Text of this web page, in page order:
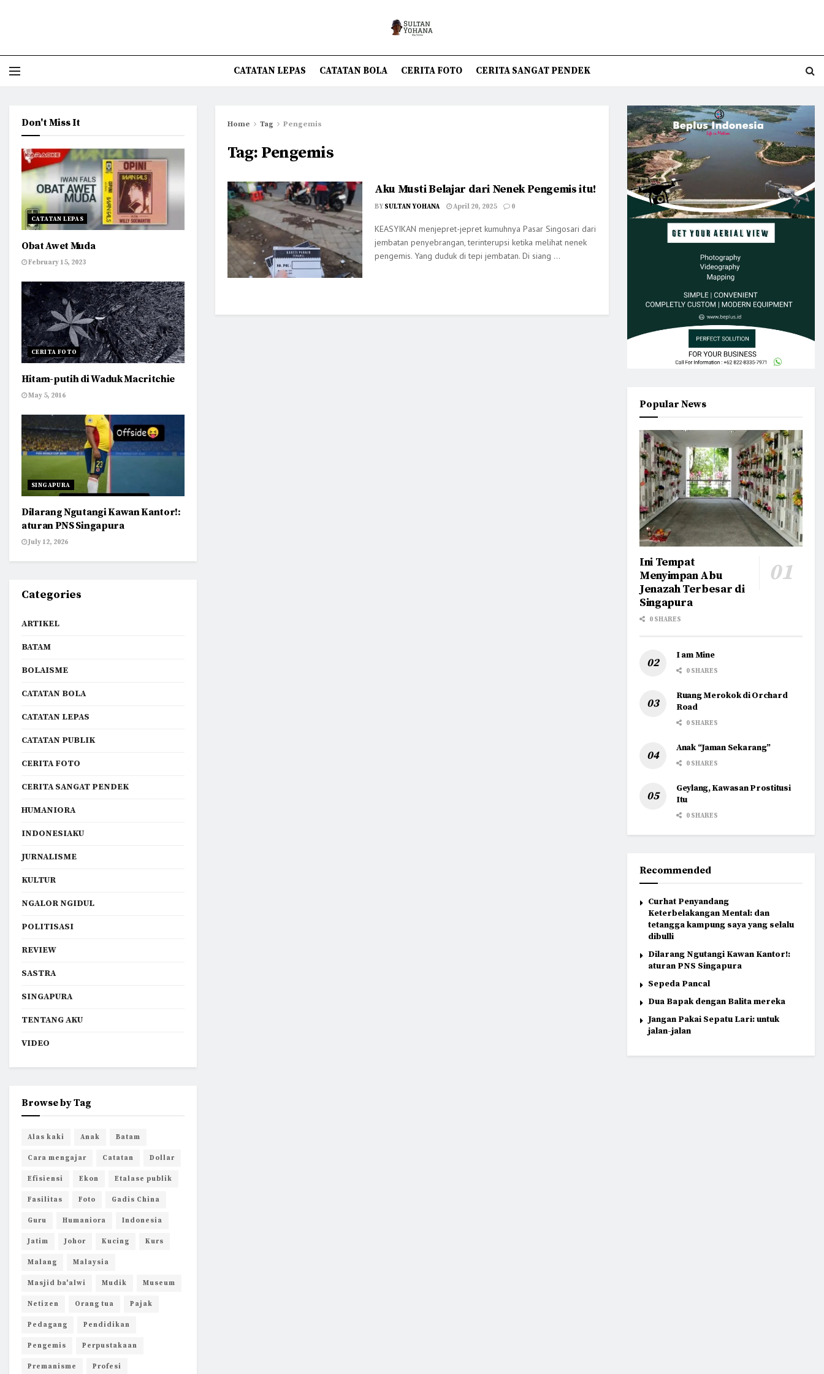
CATATAN LEPAS CATATAN BOLA CERITA FOTO CERITA SANGAT PENDEK
Home Tag Pengemis
Tag: Pengemis
Aku Musti Belajar dari Nenek Pengemis itu!
BY SULTAN YOHANA April 20, 2025 0
KEASYIKAN menjepret-jepret kumuhnya Pasar Singosari dari
jembatan penyebrangan, terinterupsi ketika melihat nenek
pengemis. Yang duduk di tepi jembatan. Di siang ...
Don't Miss It
CATATAN LEPAS
Obat Awet Muda
February 15, 2023
CERITA FOTO
Hitam-putih di Waduk Macritchie
May 5, 2016
SINGAPURA
Dilarang Ngutangi Kawan Kantor!:
aturan PNS Singapura
July 12, 2026
Categories
ARTIKEL
BATAM
BOLAISME
CATATAN BOLA
CATATAN LEPAS
CATATAN PUBLIK
CERITA FOTO
CERITA SANGAT PENDEK
HUMANIORA
INDONESIAKU
JURNALISME
KULTUR
NGALOR NGIDUL
POLITISASI
REVIEW
SASTRA
SINGAPURA
TENTANG AKU
VIDEO
Browse by Tag
Alas kaki Anak Batam
Cara mengajar Catatan Dollar
Efisiensi Ekon Etalase publik
Fasilitas Foto Gadis China
Guru Humaniora Indonesia
Jatim Johor Kucing Kurs
Malang Malaysia
Masjid ba'alwi Mudik Museum
Netizen Orang tua Pajak
Pedagang Pendidikan
Pengemis Perpustakaan
Premanisme Profesi
Popular News
Ini Tempat
Menyimpan Abu
Jenazah Terbesar di
Singapura
0 SHARES
I am Mine
0 SHARES
Ruang Merokok di Orchard
Road
0 SHARES
Anak “Jaman Sekarang”
0 SHARES
Geylang, Kawasan Prostitusi
Itu
0 SHARES
Recommended
Curhat Penyandang
Keterbelakangan Mental: dan
tetangga kampung saya yang selalu
dibulli
Dilarang Ngutangi Kawan Kantor!:
aturan PNS Singapura
Sepeda Pancal
Dua Bapak dengan Balita mereka
Jangan Pakai Sepatu Lari: untuk
jalan-jalan